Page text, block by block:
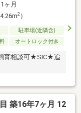
1ヶ月
2）
駐車場(近隣含)
オートロック付き
育相談可★SIC★追
築16年7ヶ月 12